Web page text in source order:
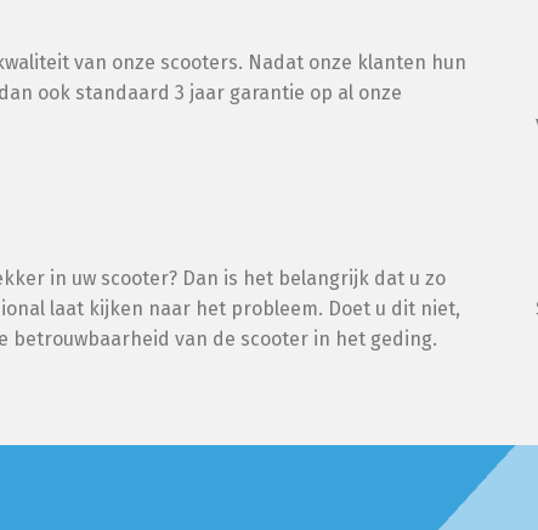
van onze scooters. Nadat onze klanten hun
ook standaard 3 jaar garantie op al onze
in uw scooter? Dan is het belangrijk dat u zo
laat kijken naar het probleem. Doet u dit niet,
betrouwbaarheid van de scooter in het geding.